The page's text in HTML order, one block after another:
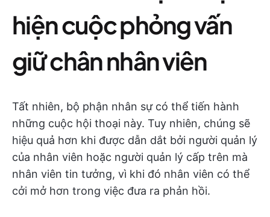
hiện cuộc phỏng vấn
giữ chân nhân viên
Tất nhiên, bộ phận nhân sự có thể tiến hành
những cuộc hội thoại này. Tuy nhiên, chúng sẽ
hiệu quả hơn khi được dẫn dắt bởi người quản lý
của nhân viên hoặc người quản lý cấp trên mà
nhân viên tin tưởng, vì khi đó nhân viên có thể
cởi mở hơn trong việc đưa ra phản hồi.